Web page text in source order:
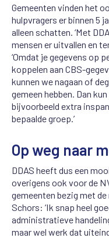
Gemeenten vinden het
hulpvragers er binnen 5
alleen schatten. ‘Met
mensen er uitvallen en
‘Omdat je gegevens op
koppelen aan CBS-
kunnen we nagaan of
gemeen hebben. Dan
bijvoorbeeld extra
bepaalde groep.’
Op weg naar
DDAS heeft dus een
overigens ook voor de
gemeenten bezig met
Schors: ‘Ik snap heel
administratieve
maar wel werk dat